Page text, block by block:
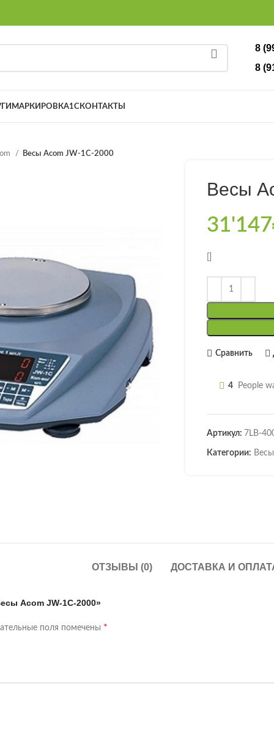
8
8
МАРКИРОВКА1СКОНТАКТЫ
Весы Acom JW-1C-2000
Весы
31'147
Сравнить
4 People
Артикул: 7LB-
Категории: Весы
ОТЗЫВЫ (0) ДОСТАВКА И
Acom JW-1C-2000»
поля помечены *